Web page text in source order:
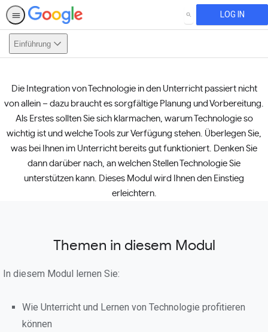
SEARCH LOG IN
Einführung
This activity is also available in
English.View activity
Die Integration von Technologie in den Unterricht passiert nicht
von allein – dazu braucht es sorgfältige Planung und Vorbereitung.
Als Erstes sollten Sie sich klarmachen, warum Technologie so
wichtig ist und welche Tools zur Verfügung stehen. Überlegen Sie,
was bei Ihnen im Unterricht bereits gut funktioniert. Denken Sie
dann darüber nach, an welchen Stellen Technologie Sie
unterstützen kann. Dieses Modul wird Ihnen den Einstieg
erleichtern.
Themen in diesem Modul
In diesem Modul lernen Sie:
Wie Unterricht und Lernen von Technologie profitieren
können